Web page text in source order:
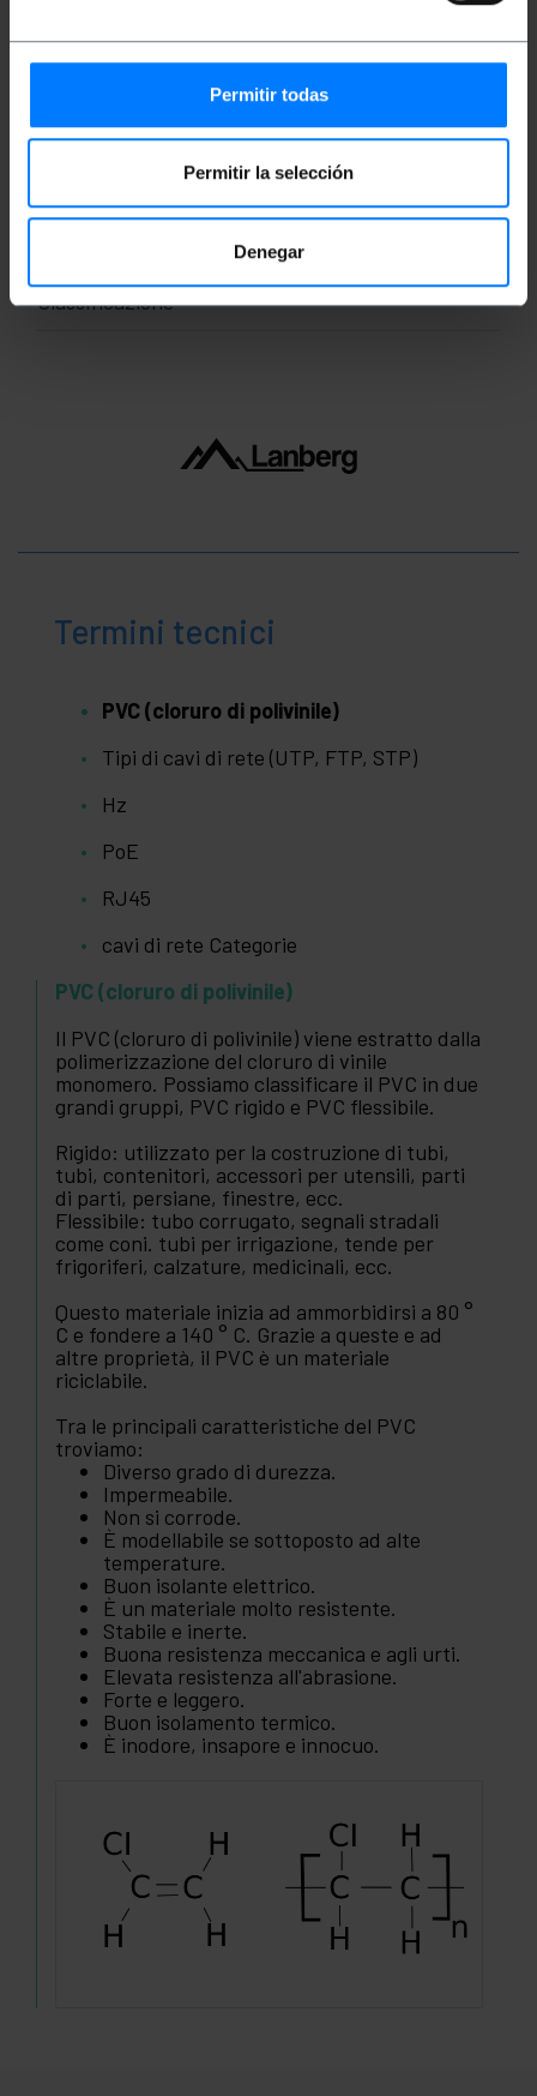
Permitir todas
Permitir la selección
Denegar
Peso lordo: 377 g
Dimensioni del pacchi: 27.0 x 24.0 x 4.5 cm
Classificazione
Termini tecnici
PVC (cloruro di polivinile)
Tipi di cavi di rete (UTP, FTP, STP)
Hz
PoE
RJ45
cavi di rete Categorie
PVC (cloruro di polivinile)
Il PVC (cloruro di polivinile) viene estratto dalla
polimerizzazione del cloruro di vinile
monomero. Possiamo classificare il PVC in due
grandi gruppi, PVC rigido e PVC flessibile.
Rigido: utilizzato per la costruzione di tubi,
tubi, contenitori, accessori per utensili, parti
di parti, persiane, finestre, ecc.
Flessibile: tubo corrugato, segnali stradali
come coni. tubi per irrigazione, tende per
frigoriferi, calzature, medicinali, ecc.
Questo materiale inizia ad ammorbidirsi a 80 °
C e fondere a 140 ° C. Grazie a queste e ad
altre proprietà, il PVC è un materiale
riciclabile.
Tra le principali caratteristiche del PVC
troviamo:
Diverso grado di durezza.
Impermeabile.
Non si corrode.
È modellabile se sottoposto ad alte
temperature.
Buon isolante elettrico.
È un materiale molto resistente.
Stabile e inerte.
Buona resistenza meccanica e agli urti.
Elevata resistenza all'abrasione.
Forte e leggero.
Buon isolamento termico.
È inodore, insapore e innocuo.